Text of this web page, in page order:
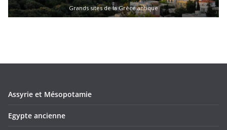
Grands sites de la Grèce antique
Assyrie et Mésopotamie
Egypte ancienne